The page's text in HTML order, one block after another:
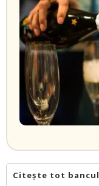
Citește tot bancul